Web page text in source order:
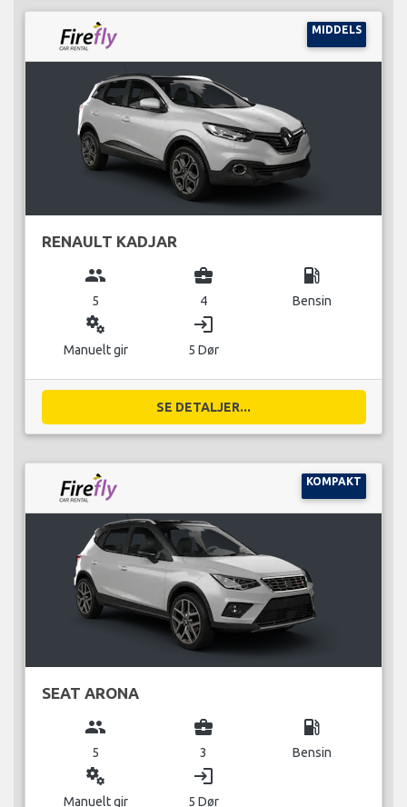
MIDDELS
RENAULT KADJAR
group
5
business_center
4
local_gas_station
Bensin
miscellaneous_services
Manuelt gir
login
5 Dør
SE DETALJER...
KOMPAKT
SEAT ARONA
group
5
business_center
3
local_gas_station
Bensin
miscellaneous_services
Manuelt gir
login
5 Dør